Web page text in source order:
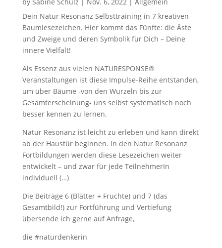
Dein Natur Resonanz Selbsttraining in 7 kreativen
Baumlesezeichen. Hier kommt das Fünfte: die Äste
und Zweige und deren Symbolik für Dich – Deine
innere Vielfalt!
Als Essenz aus vielen NATURESPONSE®
Veranstaltungen ist diese Impulse-Reihe entstanden,
um über Bäume -von den Wurzeln bis zur
Gesamterscheinung- uns selbst systematisch noch
besser kennen zu lernen.
Natur Resonanz ist leicht zu erleben und kann direkt
ab der Haustür beginnen. In den Natur Resonanz
Fortbildungen werden diese Lesezeichen weiter
entwickelt – und zwar für jede TeilnehmerIn
individuell (…)
Die Beiträge 6 (Blätter + Früchte) und 7 (das
Gesamtbild!) zur Fortführung und Vertiefung
übersende ich gerne auf Anfrage,
die #naturdenkerin